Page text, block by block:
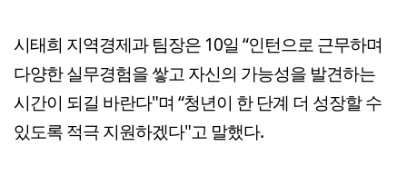
시태희 지역경제과 팀장은 10일 “인턴으로 근무하며
다양한 실무경험을 쌓고 자신의 가능성을 발견하는
시간이 되길 바란다"며 “청년이 한 단계 더 성장할 수
있도록 적극 지원하겠다"고 말했다.